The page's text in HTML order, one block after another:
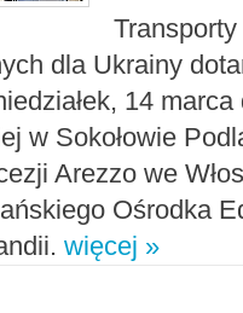
dla Ukrainy
14
w Sokołowie
Arezzo we
Ośrodka
więcej »